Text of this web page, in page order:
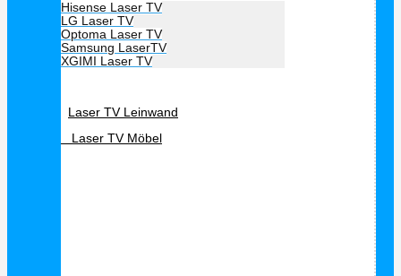
Hisense Laser TV
LG Laser TV
Optoma Laser TV
Samsung LaserTV
XGIMI Laser TV
Laser TV Leinwand
Laser TV Möbel